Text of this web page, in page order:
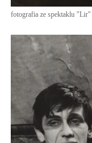
fotografia ze spektaklu